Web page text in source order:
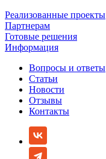
Реализованные проекты
Партнерам
Готовые решения
Информация
Вопросы и ответы
Статьи
Новости
Отзывы
Контакты